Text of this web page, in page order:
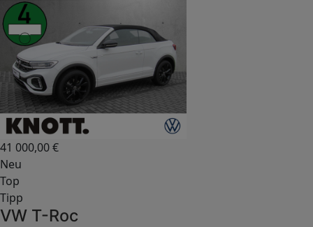
41 000,00€
Neu
Top
Tipp
VW T-Roc